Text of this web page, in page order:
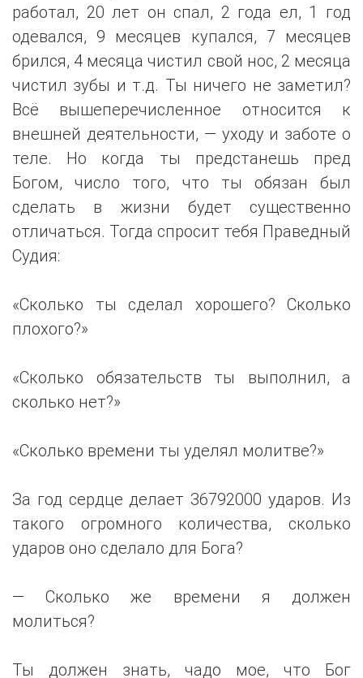
работал, 20 лет он спал, 2 года ел, 1 год
одевался, 9 месяцев купался, 7 месяцев
брился, 4 месяца чистил свой нос, 2 месяца
чистил зубы и т.д. Ты ничего не заметил?
Всё вышеперечисленное относится к
внешней деятельности, — уходу и заботе о
теле. Но когда ты предстанешь пред
Богом, число того, что ты обязан был
сделать в жизни будет существенно
отличаться. Тогда спросит тебя Праведный
Судия:
«Сколько ты сделал хорошего? Сколько
плохого?»
«Сколько обязательств ты выполнил, а
сколько нет?»
«Сколько времени ты уделял молитве?»
За год сердце делает 36792000 ударов. Из
такого огромного количества, сколько
ударов оно сделало для Бога?
— Сколько же времени я должен
молиться?
Ты должен знать, чадо мое, что Бог